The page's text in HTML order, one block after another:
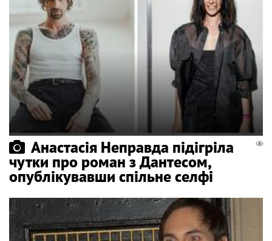
Анастасія Неправда підігріла
чутки про роман з Дантесом,
опублікувавши спільне селфі